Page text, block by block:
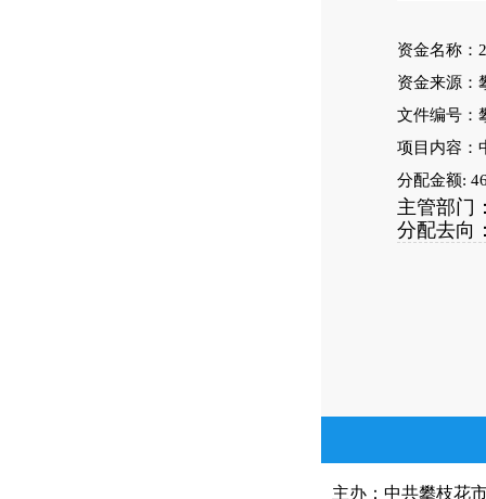
资金名称：
资金来源：
文件编号：
项目内容：
分配金额:
主管部门
分配去向
主办：中共攀枝